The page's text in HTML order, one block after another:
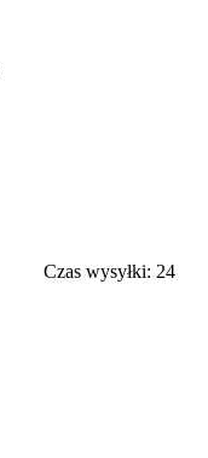
Czas wysyłki: 24